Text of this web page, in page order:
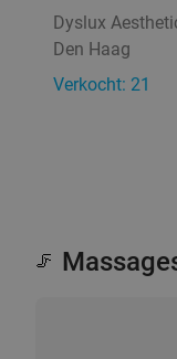
Dyslux
Den Haag
Verkocht: 21
🦵